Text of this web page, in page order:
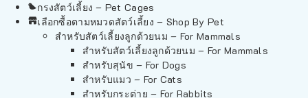
กรงสัตว์เลี้ยง – Pet Cages
เลือกซื้อตามหมวดสัตว์เลี้ยง – Shop By Pet
สำหรับสัตว์เลี้ยงลูกด้วยนม – For Mammals
สำหรับสัตว์เลี้ยงลูกด้วยนม – For Mammals
สำหรับสุนัข – For Dogs
สำหรับแมว – For Cats
สำหรับกระต่าย – For Rabbits